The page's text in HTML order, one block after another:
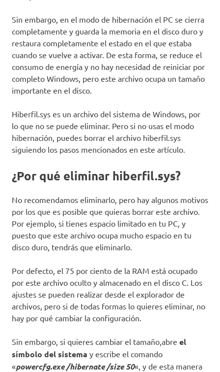
Sin embargo, en el modo de hibernación el PC se cierra
completamente y guarda la memoria en el disco duro y
restaura completamente el estado en el que estaba
cuando se vuelve a activar. De esta forma, se reduce el
consumo de energía y no hay necesidad de reiniciar por
completo Windows, pero este archivo ocupa un tamaño
importante en el disco.
Hiberfil.sys es un archivo del sistema de Windows, por
lo que no se puede eliminar. Pero si no usas el modo
hibernación, puedes borrar el archivo hiberfil.sys
siguiendo los pasos mencionados en este artículo.
¿Por qué eliminar hiberfil.sys?
No recomendamos eliminarlo, pero hay algunos motivos
por los que es posible que quieras borrar este archivo.
Por ejemplo, si tienes espacio limitado en tu PC, y
puesto que este archivo ocupa mucho espacio en tu
disco duro, tendrás que eliminarlo.
Por defecto, el 75 por ciento de la RAM está ocupado
por este archivo oculto y almacenado en el disco C. Los
ajustes se pueden realizar desde el explorador de
archivos, pero si de todas formas lo quieres eliminar, no
hay por qué cambiar la configuración.
Sin embargo, si quieres cambiar el tamaño,abre el
símbolo del sistema y escribe el comando
«powercfg.exe /hibernate /size 50«, y de esta manera